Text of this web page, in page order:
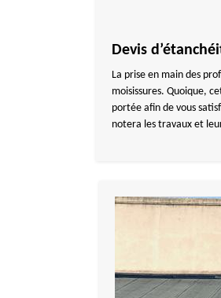
Devis
La prise en main des
moisissures. Quoique,
portée afin de vous
notera les travaux et